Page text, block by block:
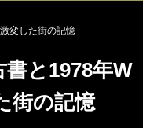
変した街の記憶
書と1978年W
街の記憶